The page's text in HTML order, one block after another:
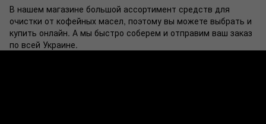
В нашем магазине большой ассортимент средств для
очистки от кофейных масел, поэтому вы можете выбрать и
купить онлайн. А мы быстро соберем и отправим ваш заказ
по всей Украине.